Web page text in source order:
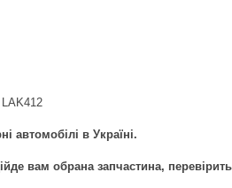
автомобілі в Україні.
вам обрана запчастина,